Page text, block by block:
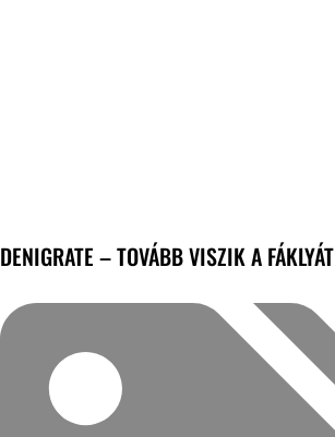
DENIGRATE – TOVÁBB VISZIK A FÁKLYÁT